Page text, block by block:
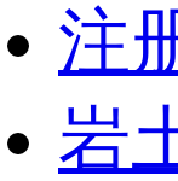
注
岩